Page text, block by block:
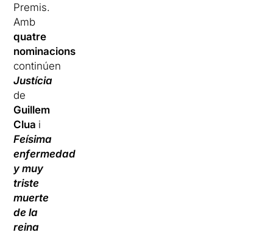
Premis.
Amb
quatre
nominacions
continúen
Justícia
de
Guillem
Clua i
Feísima
enfermedad
y muy
triste
muerte
de la
reina